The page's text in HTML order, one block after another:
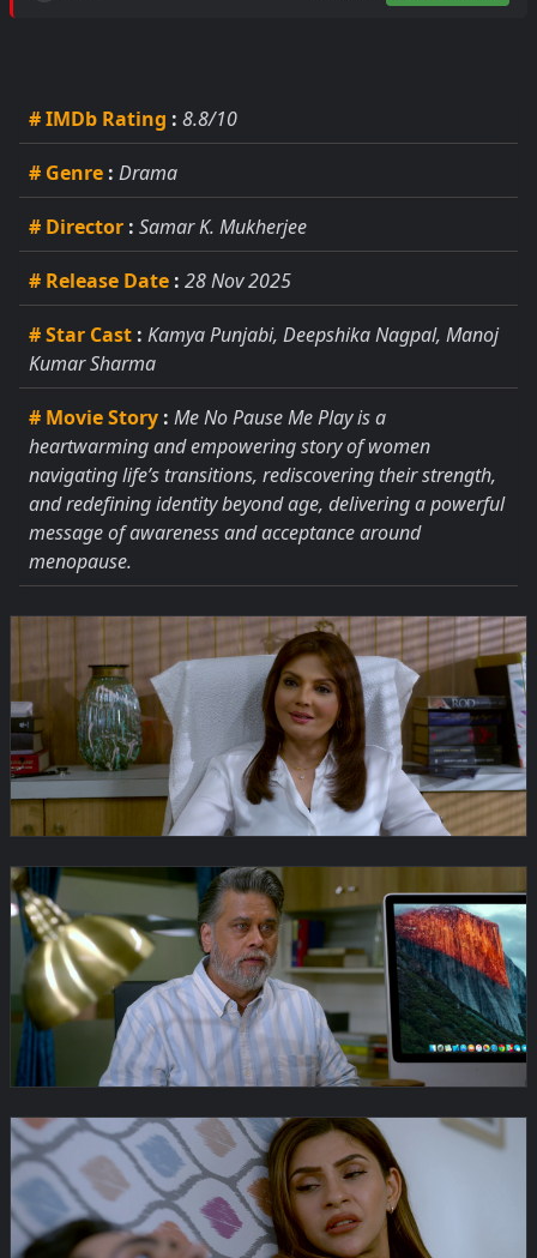
# IMDb Rating : 8.8/10
# Genre : Drama
# Director : Samar K. Mukherjee
# Release Date : 28 Nov 2025
# Star Cast : Kamya Punjabi, Deepshika Nagpal, Manoj
Kumar Sharma
# Movie Story : Me No Pause Me Play is a
heartwarming and empowering story of women
navigating life’s transitions, rediscovering their strength,
and redefining identity beyond age, delivering a powerful
message of awareness and acceptance around
menopause.